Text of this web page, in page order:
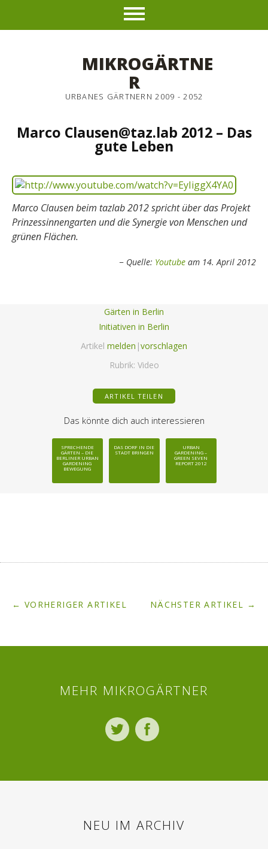
MIKROGÄRTNE
R
URBANES GÄRTNERN 2009 - 2052
Marco Clausen@taz.lab 2012 – Das
gute Leben
Marco Clausen beim tazlab 2012 spricht über das Projekt
Prinzessinnengarten und die Synergie von Menschen und
grünen Flächen.
Quelle: Youtube am 14. April 2012
Gärten in Berlin
Initiativen in Berlin
Artikel melden |vorschlagen
Rubrik: Video
ARTIKEL TEILEN
Das könnte dich auch interessieren
SPRECHENDE
GÄRTEN – DIE
BERLINER URBAN
GARDENING
BEWEGUNG
DAS DORF IN DIE
STADT BRINGEN
URBAN
GARDENING –
GREEN SEVEN
REPORT 2012
NÄCHSTER ARTIKEL →
← VORHERIGER ARTIKEL
MEHR MIKROGÄRTNER
Twitter
NEU IM ARCHIV